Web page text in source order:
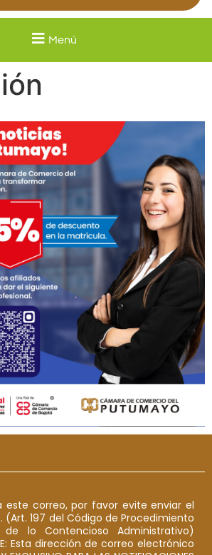
Menú
este correo, por favor evite enviar el
197 del Código de Procedimiento
lo Contencioso Administrativo)
Esta dirección de correo electrónico